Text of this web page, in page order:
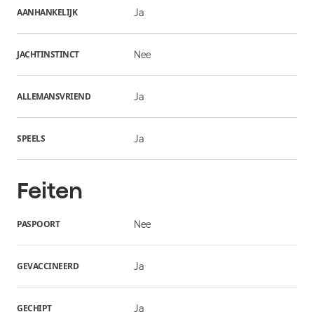
AANHANKELIJK Ja
JACHTINSTINCT Nee
ALLEMANSVRIEND Ja
SPEELS Ja
Feiten
PASPOORT Nee
GEVACCINEERD Ja
GECHIPT Ja